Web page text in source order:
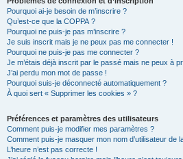
Pourquoi ai-je besoin de m’inscrire ?
Qu’est-ce que la COPPA ?
Pourquoi ne puis-je pas m’inscrire ?
Je suis inscrit mais je ne peux pas me connecter !
Pourquoi ne puis-je pas me connecter ?
Je m’étais déjà inscrit par le passé mais ne peux à
J’ai perdu mon mot de passe !
Pourquoi suis-je déconnecté automatiquement ?
À quoi sert « Supprimer les cookies » ?
Préférences et paramètres des utilisateurs
Comment puis-je modifier mes paramètres ?
Comment puis-je masquer mon nom d’utilisateur de
L’heure n’est pas correcte !